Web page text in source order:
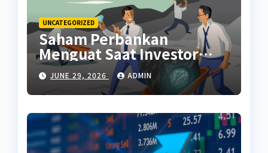
UNCATEGORIZED
Saham Perbankan
Menguat Saat Investor
Kembali Aktif
JUNE 29, 2026 ADMIN